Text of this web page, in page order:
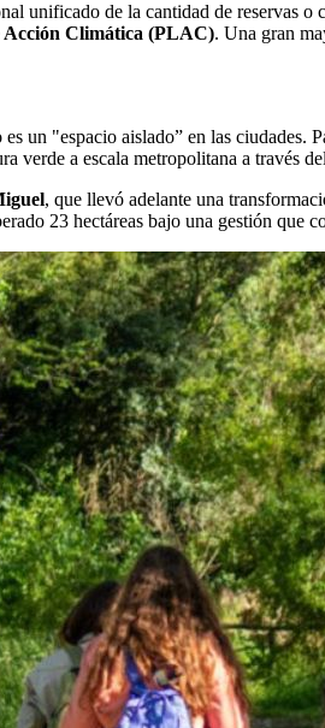
unificado de la cantidad de reservas o
Acción Climática (PLAC). Una gran
un "espacio aislado” en las
verde a escala metropolitana a través del
, que llevó adelante una
23 hectáreas bajo una gestión